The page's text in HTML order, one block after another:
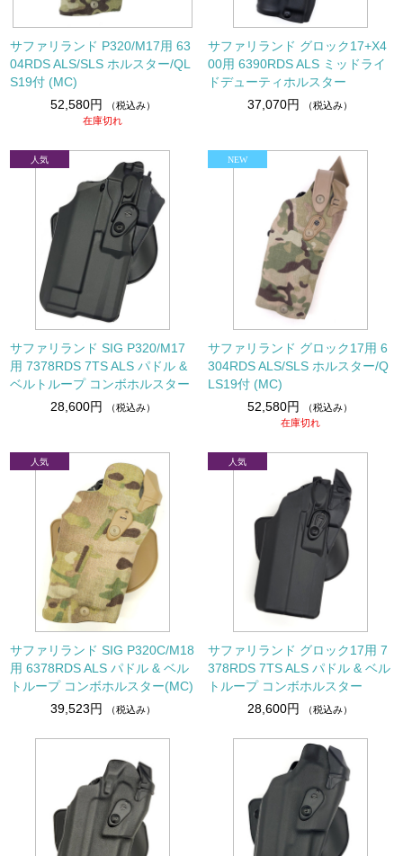
サファリランド P320/M17用 63
04RDS ALS/SLS ホルスター/QL
S19付 (MC)
52,580円
（税込み）
在庫切れ
サファリランド グロック17+X4
00用 6390RDS ALS ミッドライ
ドデューティホルスター
37,070円
（税込み）
サファリランド SIG P320/M17
用 7378RDS 7TS ALS パドル &
ベルトループ コンボホルスター
28,600円
（税込み）
サファリランド グロック17用 6
304RDS ALS/SLS ホルスター/Q
LS19付 (MC)
52,580円
（税込み）
在庫切れ
サファリランド SIG P320C/M18
用 6378RDS ALS パドル & ベル
トループ コンボホルスター(MC)
39,523円
（税込み）
サファリランド グロック17用 7
378RDS 7TS ALS パドル & ベル
トループ コンボホルスター
28,600円
（税込み）